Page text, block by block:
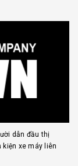
dẫn đầu thị
kiện xe máy liên